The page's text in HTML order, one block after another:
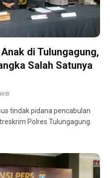
di Tulungagung,
Salah Satunya
tindak pidana pencabulan
Polres Tulungagung.